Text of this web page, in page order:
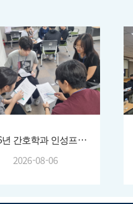
2026년 간호학과 인성프로그램 운영
2026-08-06